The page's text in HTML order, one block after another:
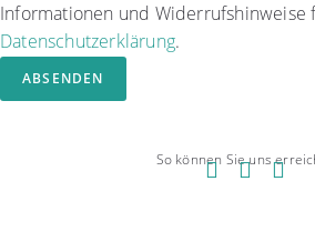
Informationen und Widerrufshinweise
Datenschutzerklärung.
ABSENDEN
So können Sie uns